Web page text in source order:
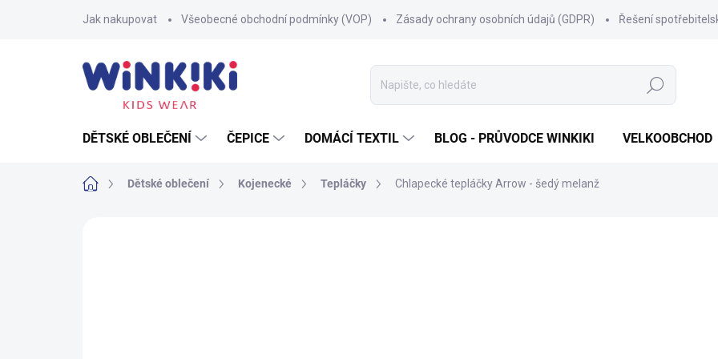
Jak nakupovat Všeobecné obchodní podmínky (VOP) Zásady ochrany osobních údajů (GDPR) Řešení
Hledat
DĚTSKÉ OBLEČENÍ ČEPICE DOMÁCÍ TEXTIL BLOG - PRŮVODCE WINKIKI VELKOOBCHOD
Domů Dětské oblečení Kojenecké Tepláčky Chlapecké tepláčky Arrow - šedý melanž